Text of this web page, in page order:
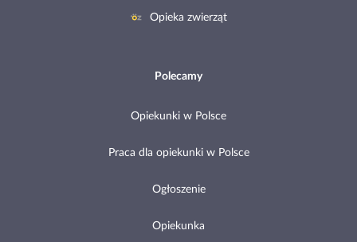
Opieka zwierząt
Polecamy
Opiekunki w Polsce
Praca dla opiekunki w Polsce
Ogłoszenie
Opiekunka